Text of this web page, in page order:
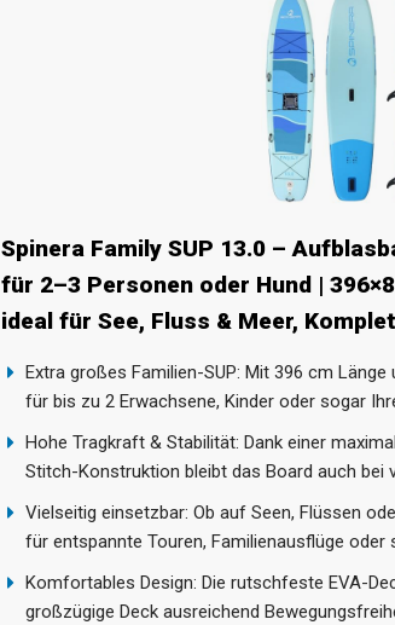
Spinera Family SUP 13.0 –
für 2–3 Personen oder Hund |
ideal für See, Fluss & Meer,
Extra großes Familien-SUP: Mit 396 cm
für bis zu 2 Erwachsene, Kinder oder sogar
Hohe Tragkraft & Stabilität: Dank einer
Stitch-Konstruktion bleibt das Board auch bei
Vielseitig einsetzbar: Ob auf Seen, Flüssen
für entspannte Touren, Familienausflüge oder
Komfortables Design: Die rutschfeste EVA-
großzügige Deck ausreichend